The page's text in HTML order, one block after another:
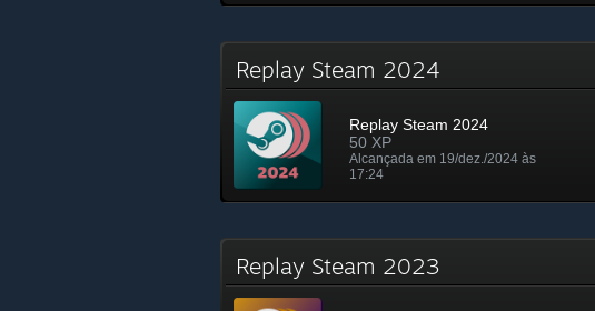
Replay Steam 2024
Replay Steam 2024
50 XP
Alcançada em 19/dez./2024 às
17:24
Replay Steam 2023